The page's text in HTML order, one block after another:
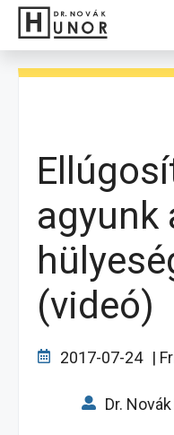
Kilépés
tartalomba
agyunk
(videó)
2017-07-24 |
Dr.